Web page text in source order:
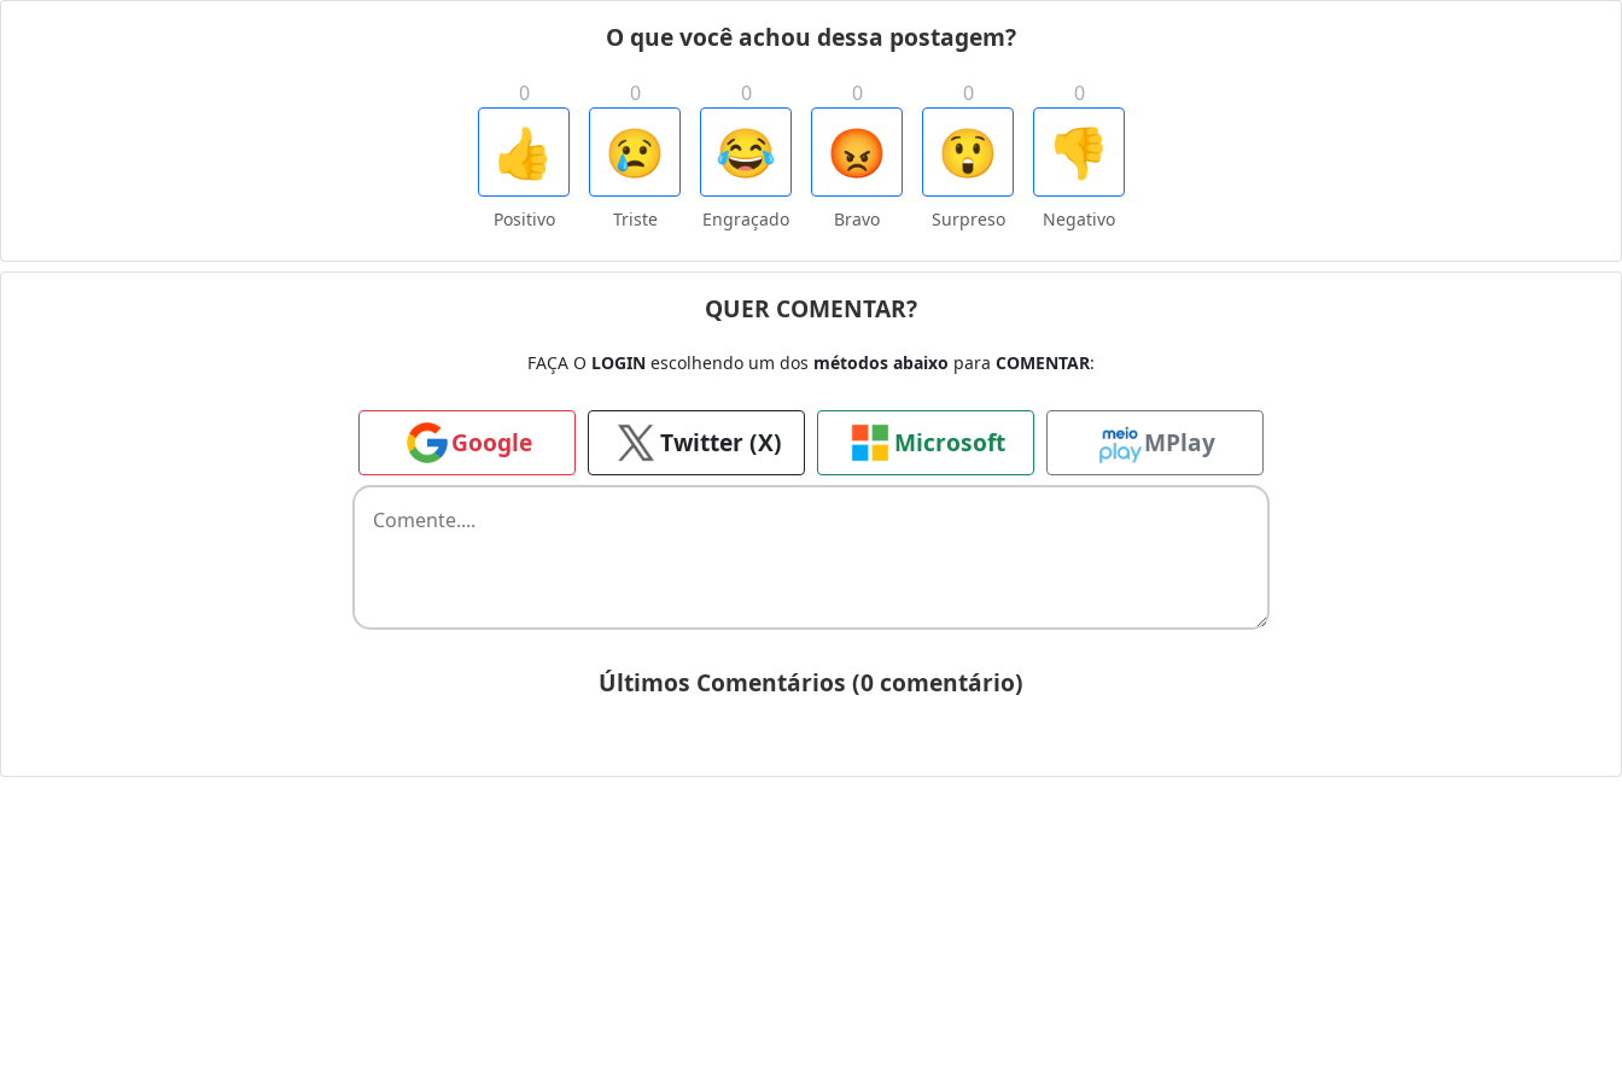
O que você achou dessa postagem?
0
👍
Positivo
0
😢
Triste
0
😂
Engraçado
0
😡
Bravo
0
😲
Surpreso
0
👎
Negativo
QUER COMENTAR?
FAÇA O LOGIN escolhendo um dos métodos abaixo para COMENTAR:
Google Twitter (X) Microsoft MPlay
Últimos Comentários (0 comentário)